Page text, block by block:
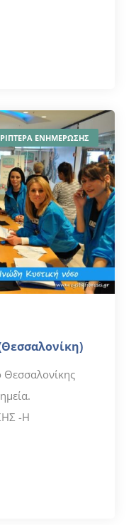
ΕΝΗΜΕΡΩΣΗΣ
Θεσσαλονίκης
-Η